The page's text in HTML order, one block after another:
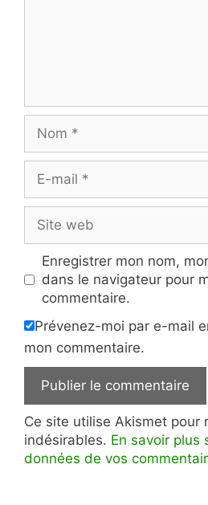
mail
web
Enregistrer mon nom,
dans le navigateur pour
commentaire.
Prévenez-moi par e-mail
mon commentaire.
Ce site utilise Akismet pour
indésirables. En savoir plus
données de vos